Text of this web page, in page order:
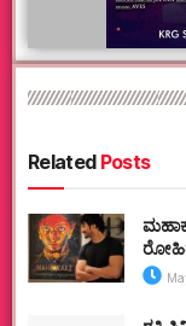
RelatedPosts